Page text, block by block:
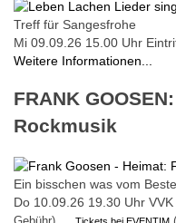
Treff für Sangesfrohe
Mi 09.09.26 15.00 Uhr
Weitere Informationen...
FRANK
Rockmusik
Ein bisschen was vom
Do 10.09.26 19.30 Uhr